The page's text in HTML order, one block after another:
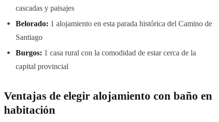
cascadas y paisajes
Belorado: 1 alojamiento en esta parada histórica del Camino de
Santiago
Burgos: 1 casa rural con la comodidad de estar cerca de la
capital provincial
Ventajas de elegir alojamiento con baño en
habitación